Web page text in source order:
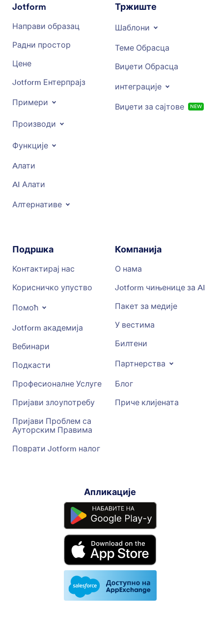
Jotform
Направи образац
Радни простор
Цене
Jotform Ентерпрајз
Примери
Производи
Функције
Aлати
AI Алати
Алтернативе
Тржиште
Шаблони
Теме Обрасца
Виџети Обрасца
интеграције
Виџети за сајтове NEW
Подршка
Контактирај нас
Корисничко упуство
Помоћ
Jotform академија
Вебинари
Подкасти
Професионалне Услуге
Пријави злоупотребу
Пријави Проблем са
Ауторским Правима
Поврати Jotform налог
Компанија
О нама
Jotform чињенице за AI
Пакет за медије
У вестима
Билтени
Партнерства
Блог
Приче клијената
Апликације